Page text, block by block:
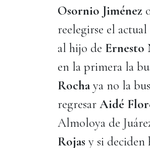
Osornio Jiménez
reelegirse el
al hijo de Ernesto
en la primera la
Rochaya no la
regresar Aidé
Almoloya de
Rojas y si deciden